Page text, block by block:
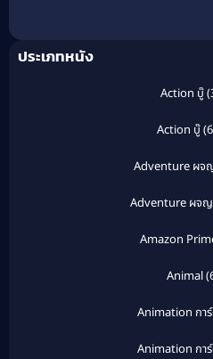
ประเภทหนัง
Action บู๊
Action บู๊
Adventure ผจ
Adventure ผจ
Amazon
Animal
Animation กา
Animation กา